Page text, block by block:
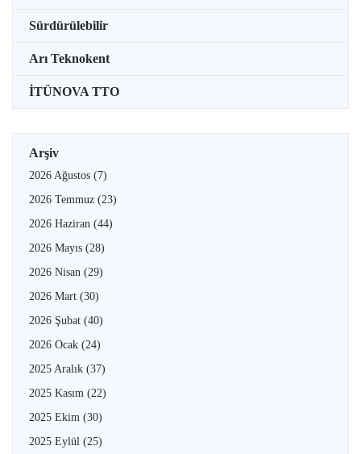
Sürdürülebilir
Arı Teknokent
İTÜNOVA TTO
Arşiv
2026 Ağustos (7)
2026 Temmuz (23)
2026 Haziran (44)
2026 Mayıs (28)
2026 Nisan (29)
2026 Mart (30)
2026 Şubat (40)
2026 Ocak (24)
2025 Aralık (37)
2025 Kasım (22)
2025 Ekim (30)
2025 Eylül (25)